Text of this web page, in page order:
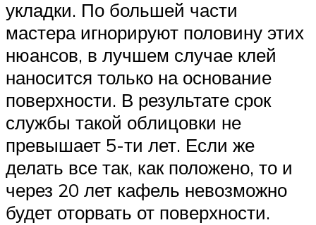
укладки. По большей части
мастера игнорируют половину этих
нюансов, в лучшем случае клей
наносится только на основание
поверхности. В результате срок
службы такой облицовки не
превышает 5-ти лет. Если же
делать все так, как положено, то и
через 20 лет кафель невозможно
будет оторвать от поверхности.